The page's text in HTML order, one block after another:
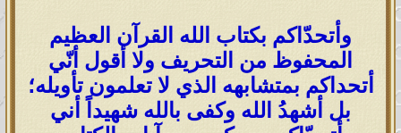
وأتحدّاكم بكتاب الله القرآن العظيم
المحفوظ من التحريف ولا أقول أنّي
أتحداكم بمتشابهه الذي لا تعلمون تأويله؛
بل أشهدُ الله وكفى بالله شهيداً أني